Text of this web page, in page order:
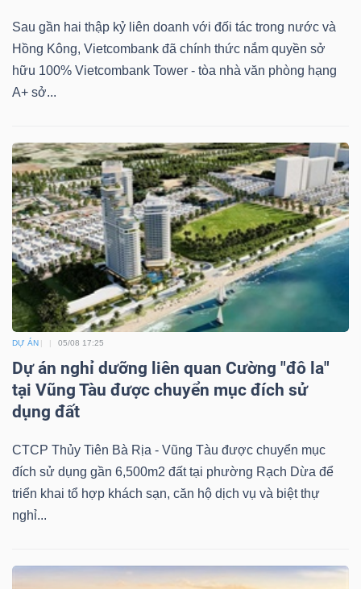
Sau gần hai thập kỷ liên doanh với đối tác trong nước và
Hồng Kông, Vietcombank đã chính thức nắm quyền sở
hữu 100% Vietcombank Tower - tòa nhà văn phòng hạng
A+ sở...
DỰ ÁN 05/08 17:25
Dự án nghỉ dưỡng liên quan Cường "đô la"
tại Vũng Tàu được chuyển mục đích sử
dụng đất
CTCP Thủy Tiên Bà Rịa - Vũng Tàu được chuyển mục
đích sử dụng gần 6,500m2 đất tại phường Rạch Dừa để
triển khai tổ hợp khách sạn, căn hộ dịch vụ và biệt thự
nghỉ...